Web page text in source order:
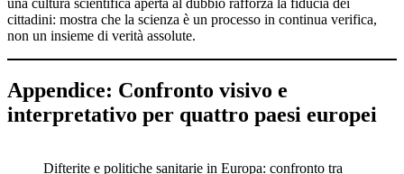
cittadini: mostra che la scienza è un processo in continua verifica,
non un insieme di verità assolute.
Appendice: Confronto visivo e
interpretativo per quattro paesi europei
Difterite e politiche sanitarie in Europa: confronto tra